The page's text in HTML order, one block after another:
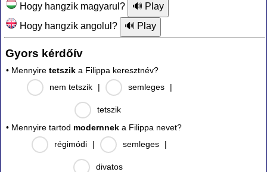
Hogy hangzik magyarul?
Hogy hangzik angolul?
Gyors kérdőív
• Mennyire tetszik a Filippa keresztnév?
nem tetszik
| semleges |
tetszik
• Mennyire tartod modernnek a Filippa nevet?
régimódi
| semleges |
divatos